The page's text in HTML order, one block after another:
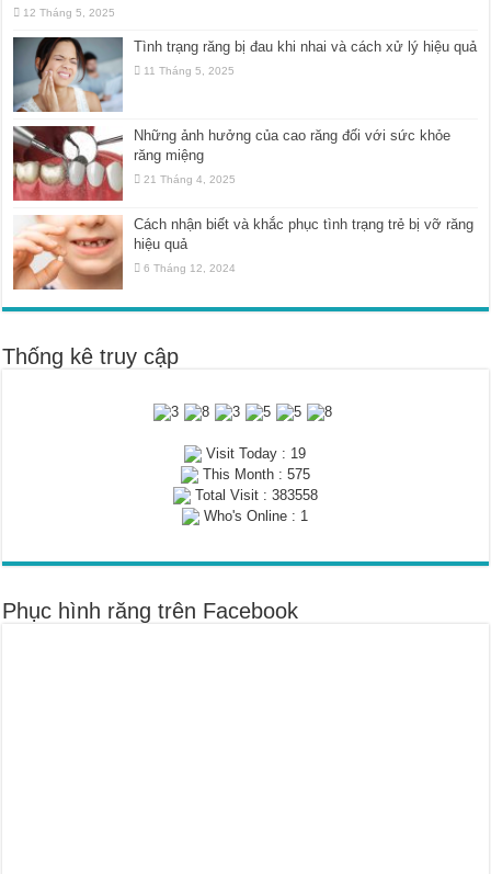
12 Tháng 5, 2025
Tình trạng răng bị đau khi nhai và cách xử lý hiệu quả
11 Tháng 5, 2025
Những ảnh hưởng của cao răng đối với sức khỏe
răng miệng
21 Tháng 4, 2025
Cách nhận biết và khắc phục tình trạng trẻ bị vỡ răng
hiệu quả
6 Tháng 12, 2024
Thống kê truy cập
Visit Today : 19
This Month : 575
Total Visit : 383558
Who's Online : 1
Phục hình răng trên Facebook